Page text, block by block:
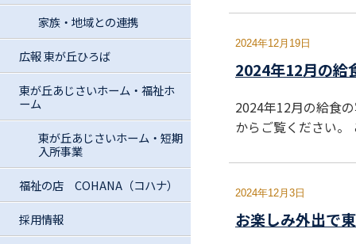
家族・地域との連携
広報 東が丘ひろば
東が丘あじさいホーム・福祉ホ
ーム
東が丘あじさいホーム・短期
入所事業
福祉の店 COHANA（コハナ）
採用情報
2024年12月19日
2024年12月の給
2024年12月の給食
からご覧ください。
2024年12月3日
お楽しみ外出で